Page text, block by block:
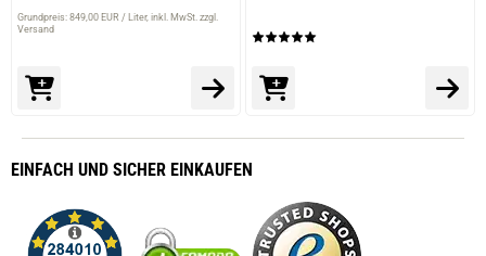
Grundpreis: 849,00 EUR / Liter inkl. MwSt. zzgl.
Versand
EINFACH UND SICHER EINKAUFEN